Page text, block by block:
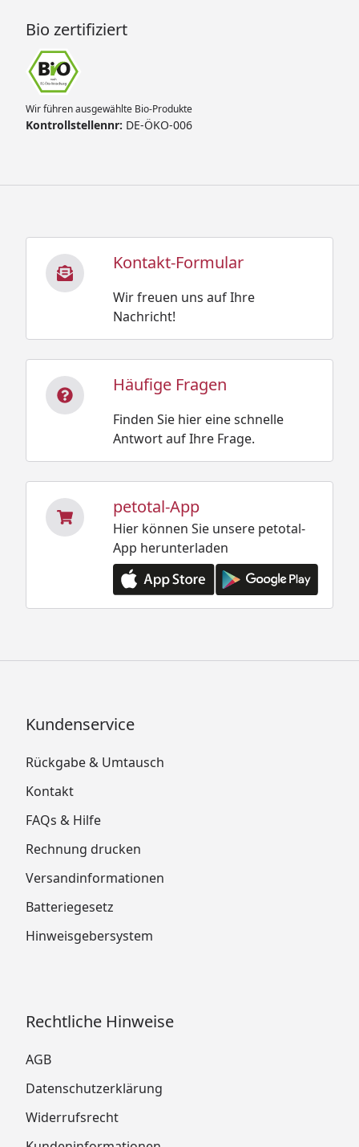
Bio zertifiziert
Wir führen ausgewählte Bio-Produkte
Kontrollstellennr: DE-ÖKO-006
Kontakt-Formular
Wir freuen uns auf Ihre
Nachricht!
Häufige Fragen
Finden Sie hier eine schnelle
Antwort auf Ihre Frage.
petotal-App
Hier können Sie unsere petotal-
App herunterladen
Kundenservice
Rückgabe & Umtausch
Kontakt
FAQs & Hilfe
Rechnung drucken
Versandinformationen
Batteriegesetz
Hinweisgebersystem
Rechtliche Hinweise
AGB
Datenschutzerklärung
Widerrufsrecht